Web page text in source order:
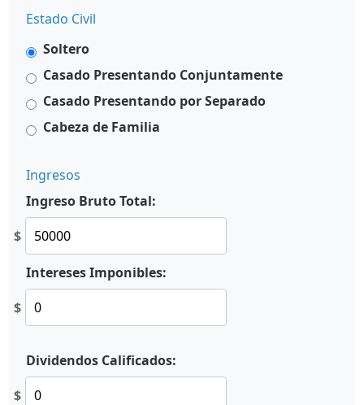
Estado Civil
Soltero
Casado Presentando Conjuntamente
Casado Presentando por Separado
Cabeza de Familia
Ingresos
Ingreso Bruto Total:
$
Intereses Imponibles:
$
Dividendos Calificados:
$